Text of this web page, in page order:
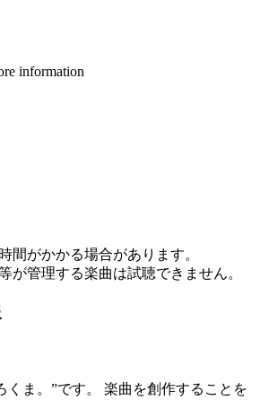
間がかかる場合があります。
が管理する楽曲は試聴できません。
くま。”です。 楽曲を創作することを